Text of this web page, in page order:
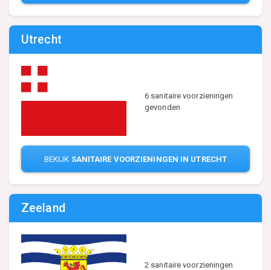
Utrecht
6 sanitaire voorzieningen
gevonden
BEKIJK SANITAIRE VOORZIENINGEN IN UTRECHT
Zeeland
2 sanitaire voorzieningen